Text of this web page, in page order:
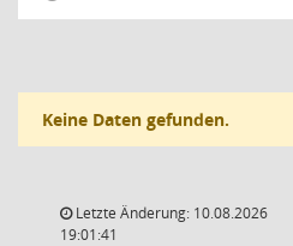
Keine Daten gefunden.
Letzte Änderung: 10.08.2026
19:01:41